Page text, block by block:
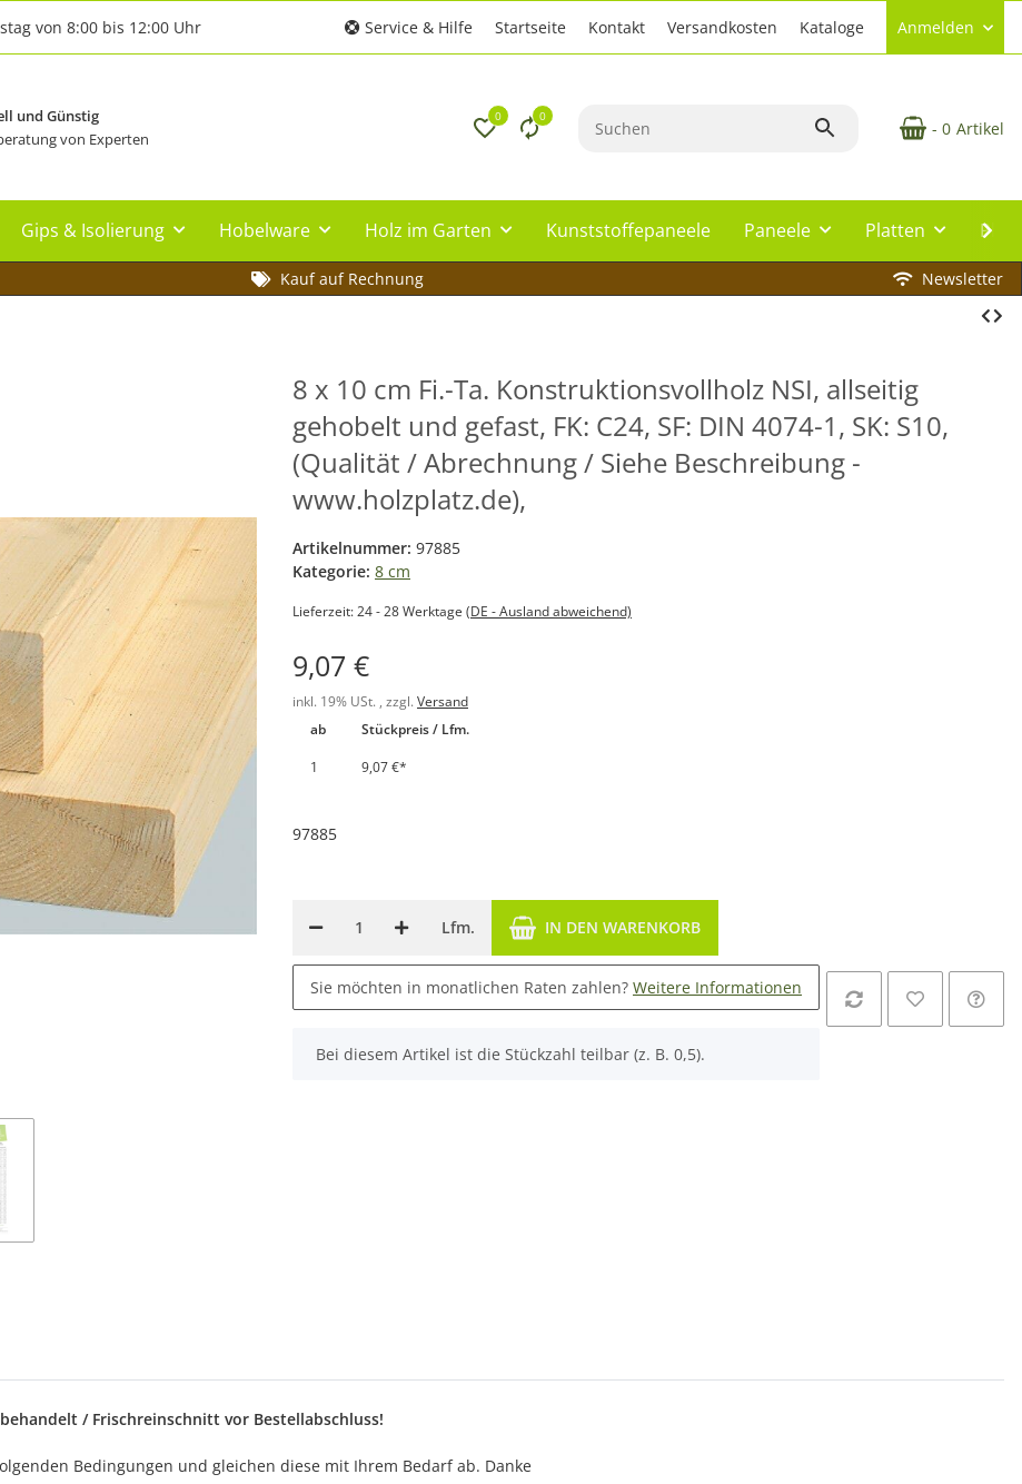
von 8:00 bis 12:00 Uhr Service & Hilfe Startseite Kontakt Versandkosten Kataloge Anmelden
und Günstig
von Experten
0 0
- 0 Artikel
Gips & Isolierung Hobelware Holz im Garten Kunststoffepaneele Paneele Platten
Kauf auf Rechnung
Newsletter
8 x 10 cm Fi.-Ta. Konstruktionsvollholz NSI, allseitig
gehobelt und gefast, FK: C24, SF: DIN 4074-1, SK: S10,
(Qualität / Abrechnung / Siehe Beschreibung -
www.holzplatz.de),
Artikelnummer: 97885
Kategorie: 8 cm
Lieferzeit:24 - 28 Werktage (DE - Ausland abweichend)
9,07 €
inkl. 19% USt. , zzgl. Versand
ab
Stückpreis / Lfm.
1
9,07 €*
97885
Lfm. IN DEN WARENKORB
Sie möchten in monatlichen Raten zahlen? Weitere Informationen
x
Bei diesem Artikel ist die Stückzahl teilbar (z. B. 0,5).
/ Frischreinschnitt vor Bestellabschluss!
Bedingungen und gleichen diese mit Ihrem Bedarf ab. Danke